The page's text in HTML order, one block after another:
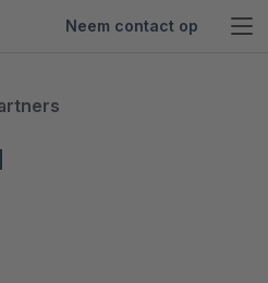
Neem contact op